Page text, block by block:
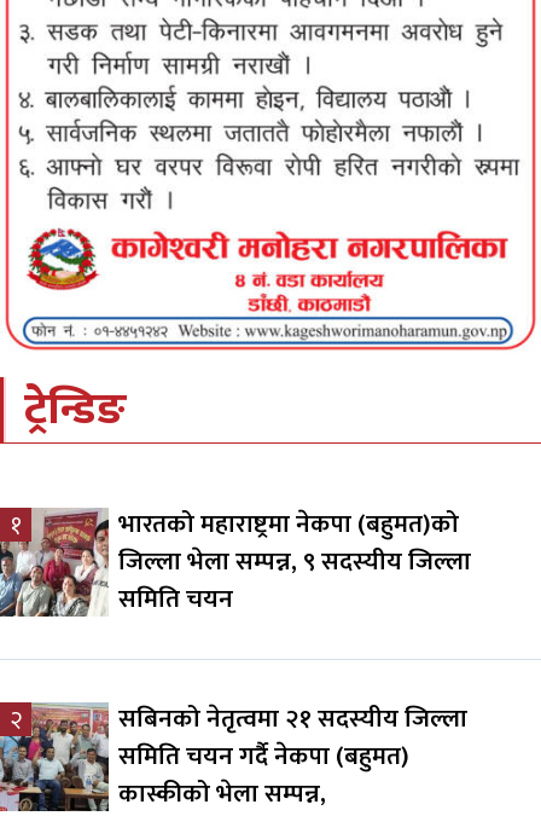
ट्रेन्डिङ
१
भारतको महाराष्ट्रमा नेकपा (बहुमत)को
जिल्ला भेला सम्पन्न, ९ सदस्यीय जिल्ला
समिति चयन
२
सबिनको नेतृत्वमा २१ सदस्यीय जिल्ला
समिति चयन गर्दै नेकपा (बहुमत)
कास्कीको भेला सम्पन्न,